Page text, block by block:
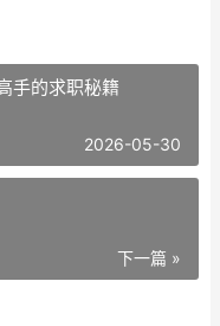
手的求职秘籍
2026-05-30
下一篇 »